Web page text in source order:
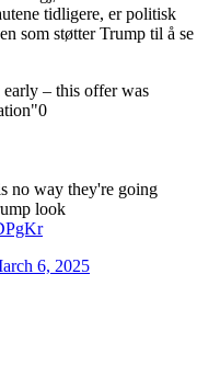
tidligere, er politisk
som støtter Trump til å se
– this offer was
no way they're going
look
6, 2025